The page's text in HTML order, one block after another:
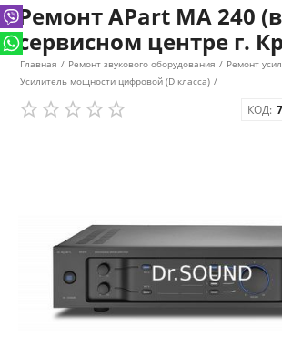
Ремонт APart MA 240 (в
сервисном центре г.
Главная / Ремонт звукового оборудования / Ремонт
Усилитель мощности цифровой (D класса) /
КОД: